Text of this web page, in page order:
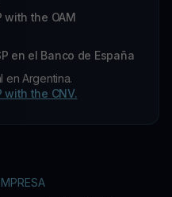
with the OAM
en el Banco de España
en Argentina.
with the CNV.